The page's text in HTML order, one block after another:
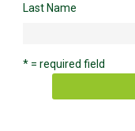
Last Name
* = required field